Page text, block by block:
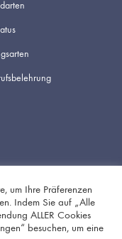
um Ihre Präferenzen
Indem Sie auf „Alle
ALLER Cookies
besuchen, um eine